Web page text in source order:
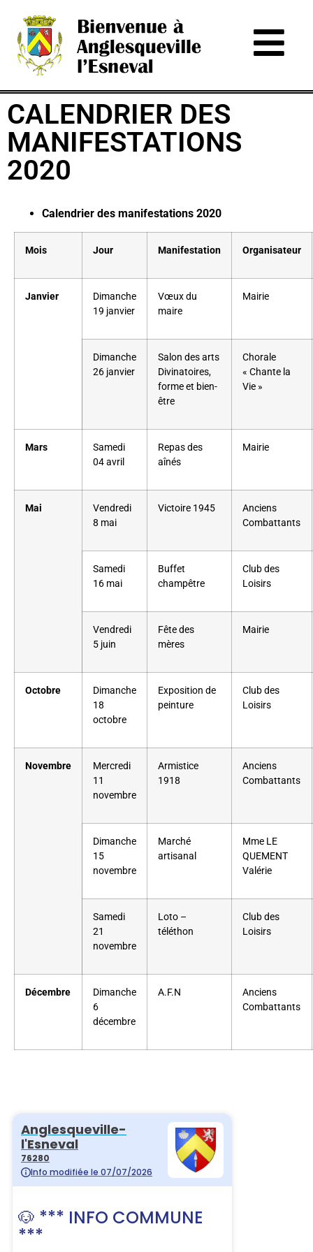
CALENDRIER DES
MANIFESTATIONS
2020
Calendrier des manifestations 2020
Mois Jour Manifestation Organisateur
Janvier
Dimanche
19 janvier
Vœux du
maire
Mairie
Dimanche
26 janvier
Salon des arts
Divinatoires,
forme et bien-
être
Chorale
« Chante la
Vie »
Mars
Samedi
04 avril
Repas des
aînés
Mairie
Mai
Vendredi
8 mai
Victoire 1945
Anciens
Combattants
Samedi
16 mai
Buffet
champêtre
Club des
Loisirs
Vendredi
5 juin
Fête des
mères
Mairie
Octobre
Dimanche
18
octobre
Exposition de
peinture
Club des
Loisirs
Novembre
Mercredi
11
novembre
Armistice
1918
Anciens
Combattants
Dimanche
15
novembre
Marché
artisanal
Mme LE
QUEMENT
Valérie
Samedi
21
novembre
Loto –
téléthon
Club des
Loisirs
Décembre
Dimanche
6
décembre
A.F.N
Anciens
Combattants